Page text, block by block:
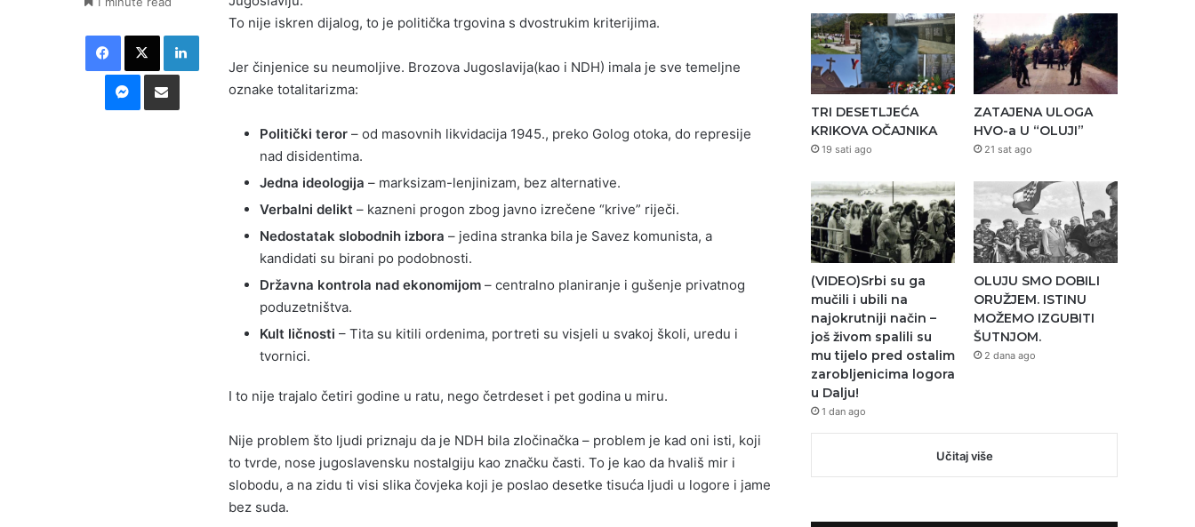
To nije iskren dijalog, to je politička trgovina s dvostrukim kriterijima.
Jer činjenice su neumoljive. Brozova Jugoslavija(kao i NDH) imala je sve temeljne
oznake totalitarizma:
Politički teror – od masovnih likvidacija 1945., preko Golog otoka, do represije
nad disidentima.
Jedna ideologija – marksizam-lenjinizam, bez alternative.
Verbalni delikt – kazneni progon zbog javno izrečene “krive” riječi.
Nedostatak slobodnih izbora – jedina stranka bila je Savez komunista, a
kandidati su birani po podobnosti.
Državna kontrola nad ekonomijom – centralno planiranje i gušenje privatnog
poduzetništva.
Kult ličnosti – Tita su kitili ordenima, portreti su visjeli u svakoj školi, uredu i
tvornici.
I to nije trajalo četiri godine u ratu, nego četrdeset i pet godina u miru.
Nije problem što ljudi priznaju da je NDH bila zločinačka – problem je kad oni isti, koji
to tvrde, nose jugoslavensku nostalgiju kao značku časti. To je kao da hvališ mir i
slobodu, a na zidu ti visi slika čovjeka koji je poslao desetke tisuća ljudi u logore i jame
bez suda.
Facebook
X LinkedIn
Messenger
Podijeli putem E-maila
TRI DESETLJEĆA
KRIKOVA OČAJNIKA
19 sati ago
ZATAJENA ULOGA
HVO-a U “OLUJI”
21 sat ago
(VIDEO)Srbi su ga
mučili i ubili na
najokrutniji način –
još živom spalili su
mu tijelo pred ostalim
zarobljenicima logora
u Dalju!
1 dan ago
OLUJU SMO DOBILI
ORUŽJEM. ISTINU
MOŽEMO IZGUBITI
ŠUTNJOM.
2 dana ago
Učitaj više